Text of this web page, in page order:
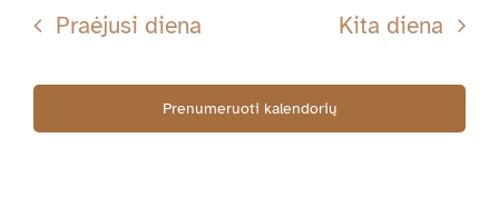
10-
13
and
Views
Praėjusi diena Kita diena
Prenumeruoti kalendorių